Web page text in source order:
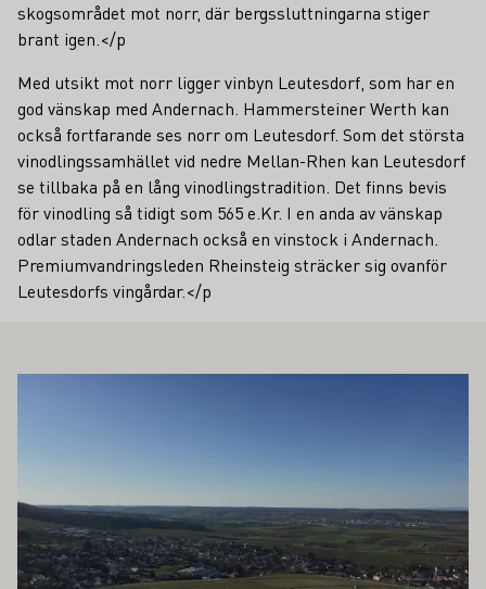
skogsområdet mot norr, där bergssluttningarna stiger
brant igen.</p
Med utsikt mot norr ligger vinbyn Leutesdorf, som har en
god vänskap med Andernach. Hammersteiner Werth kan
också fortfarande ses norr om Leutesdorf. Som det största
vinodlingssamhället vid nedre Mellan-Rhen kan Leutesdorf
se tillbaka på en lång vinodlingstradition. Det finns bevis
för vinodling så tidigt som 565 e.Kr. I en anda av vänskap
odlar staden Andernach också en vinstock i Andernach.
Premiumvandringsleden Rheinsteig sträcker sig ovanför
Leutesdorfs vingårdar.</p
INTRESSERA DIG